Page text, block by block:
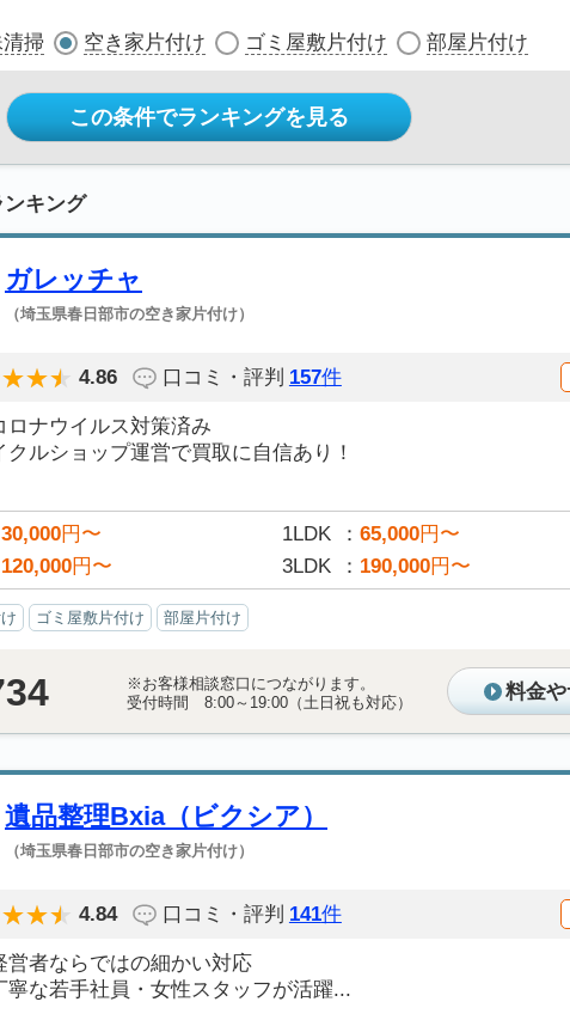
掃 空き家片付け ゴミ屋敷片付け 部屋片付け
この条件でランキングを見る
キング
ガレッチャ
（埼玉県春日部市の空き家片付け）
4.86 口コミ・評判 157件
ロナウイルス対策済み
クルショップ運営で買取に自信あり！
30,000円〜 1LDK 65,000円〜
120,000円〜 3LDK 190,000円〜
ゴミ屋敷片付け 部屋片付け
※お客様相談窓口につながります。
受付時間 8:00～19:00（土日祝も対応）
料金
遺品整理Bxia（ビクシア）
（埼玉県春日部市の空き家片付け）
4.84 口コミ・評判 141件
営者ならではの細かい対応
寧な若手社員・女性スタッフが活躍...